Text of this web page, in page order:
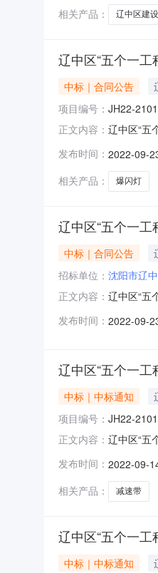
相关产品：
辽中区建设
辽中区“五个一工
中标｜合同公告
项目编号： JH22-
正文内容： 辽中区“五
工程”建设
发布时间： 2022-09-
相关产品：
爆闪灯
辽中区“五个一工
中标｜合同公告
招标单位： 沈阳市辽
正文内容： 辽中区“五
发布时间： 2022-09-
辽中区“五个一工
中标｜中标通知
项目编号： JH22-
正文内容： 辽中区“五
001包组名
发布时间： 2022-09-
相关产品：
减速带
辽中区“五个一工
中标｜中标通知